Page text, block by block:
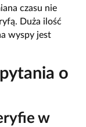
czasu nie
Duża ilość
wyspy jest
o
w